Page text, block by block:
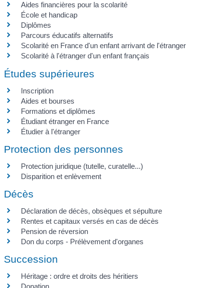
Aides financières pour la scolarité
École et handicap
Diplômes
Parcours éducatifs alternatifs
Scolarité en France d'un enfant arrivant de l'étranger
Scolarité à l'étranger d'un enfant français
Études supérieures
Inscription
Aides et bourses
Formations et diplômes
Étudiant étranger en France
Étudier à l'étranger
Protection des personnes
Protection juridique (tutelle, curatelle...)
Disparition et enlèvement
Décès
Déclaration de décès, obsèques et sépulture
Rentes et capitaux versés en cas de décès
Pension de réversion
Don du corps - Prélèvement d'organes
Succession
Héritage : ordre et droits des héritiers